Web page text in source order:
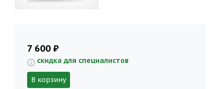
7 600 ₽
скидка для специалистов
В корзину